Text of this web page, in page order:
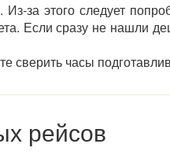
за этого следует
Если сразу не нашли
часы
рейсов